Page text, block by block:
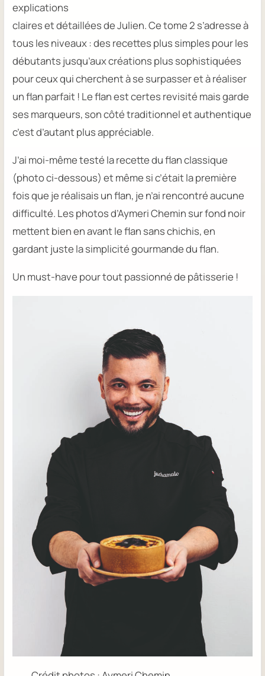
explications
claires et détaillées de Julien. Ce tome 2 s’adresse à
tous les niveaux : des recettes plus simples pour les
débutants jusqu’aux créations plus sophistiquées
pour ceux qui cherchent à se surpasser et à réaliser
un flan parfait ! Le flan est certes revisité mais garde
ses marqueurs, son côté traditionnel et authentique
c’est d’autant plus appréciable.
J’ai moi-même testé la recette du flan classique
(photo ci-dessous) et même si c’était la première
fois que je réalisais un flan, je n’ai rencontré aucune
difficulté. Les photos d’Aymeri Chemin sur fond noir
mettent bien en avant le flan sans chichis, en
gardant juste la simplicité gourmande du flan.
Un must-have pour tout passionné de pâtisserie !